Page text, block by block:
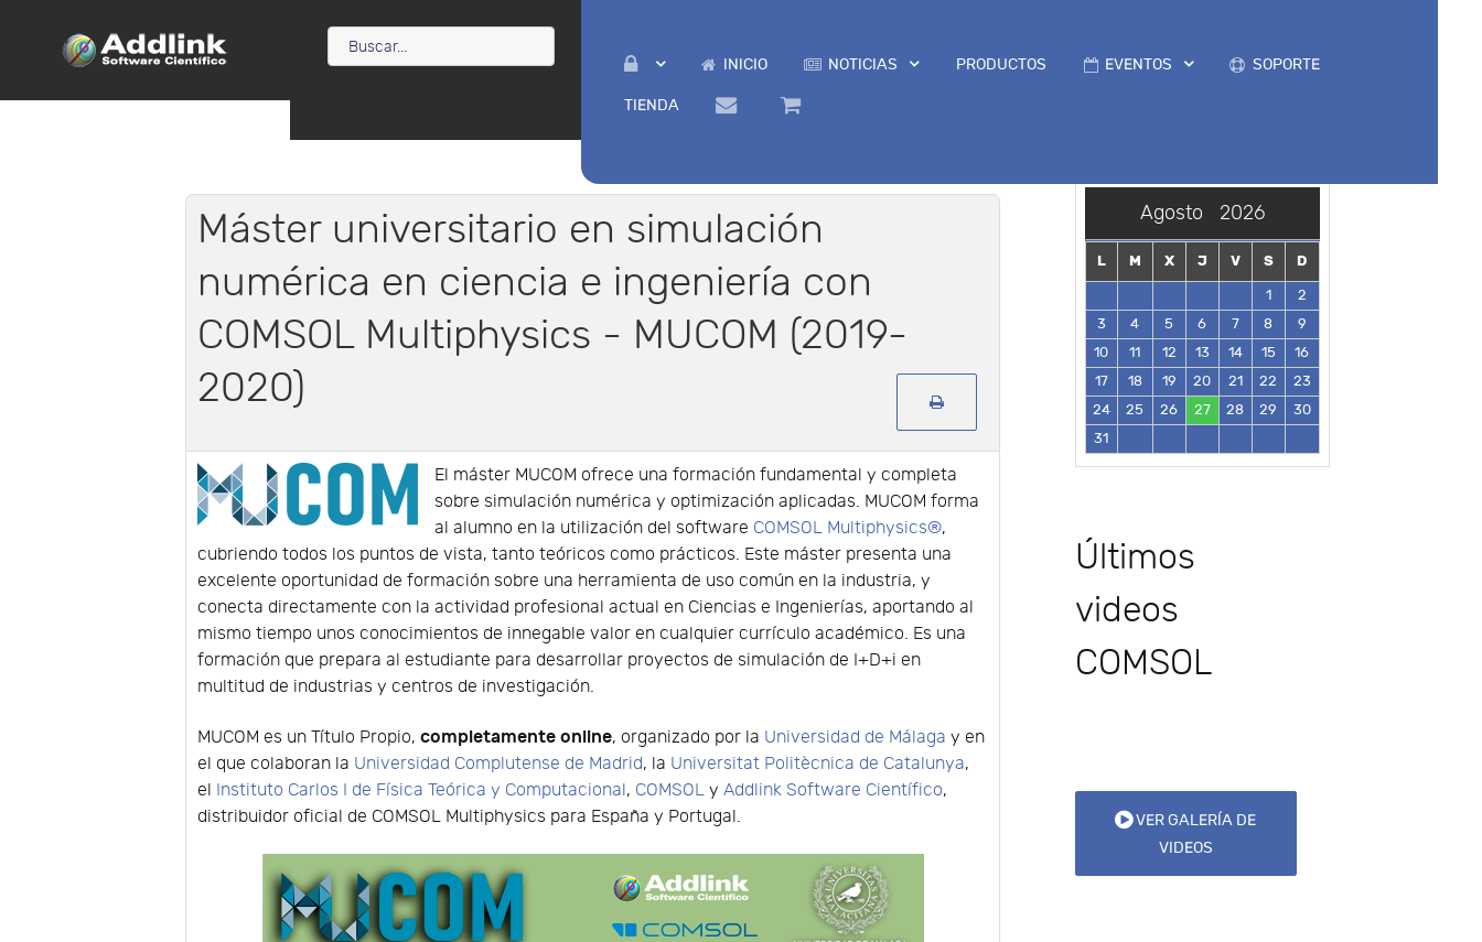
INICIO NOTICIAS PRODUCTOS EVENTOS SOPORTE
TIENDA
Máster universitario en simulación
numérica en ciencia e ingeniería con
COMSOL Multiphysics - MUCOM (2019-
2020)
El máster MUCOM ofrece una formación fundamental y completa
sobre simulación numérica y optimización aplicadas. MUCOM forma
al alumno en la utilización del software COMSOL Multiphysics®,
cubriendo todos los puntos de vista, tanto teóricos como prácticos. Este máster presenta una
excelente oportunidad de formación sobre una herramienta de uso común en la industria, y
conecta directamente con la actividad profesional actual en Ciencias e Ingenierías, aportando al
mismo tiempo unos conocimientos de innegable valor en cualquier currículo académico. Es una
formación que prepara al estudiante para desarrollar proyectos de simulación de I+D+i en
multitud de industrias y centros de investigación.
MUCOM es un Título Propio,completamente online, organizado por la Universidad de Málaga y en
el que colaboran la Universidad Complutense de Madrid, la Universitat Politècnica de Catalunya,
el Instituto Carlos I de Física Teórica y Computacional, COMSOL yAddlink Software Científico,
distribuidor oficial de COMSOL Multiphysics para España y Portugal.
Agosto 2026
L M X J V S
D
1
2
3
4 5 6 7 8
9
10
11 12 13 14 15
16
17
18 19 20 21 22
23
24
25 26 27 28 29
30
31
Últimos
videos
COMSOL
VER GALERÍA DE
VIDEOS